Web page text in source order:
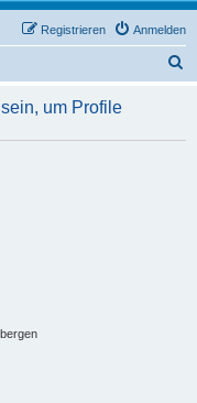
Anmelden
Registrieren
h
um Profile